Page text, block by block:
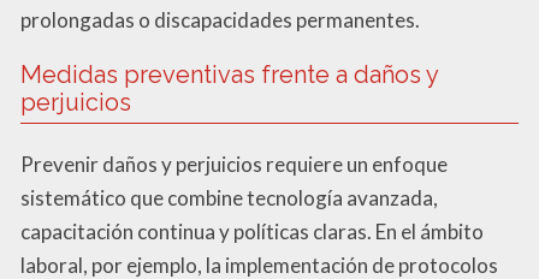
prolongadas o discapacidades permanentes.
Medidas preventivas frente a daños y
perjuicios
Prevenir daños y perjuicios requiere un enfoque
sistemático que combine tecnología avanzada,
capacitación continua y políticas claras. En el ámbito
laboral, por ejemplo, la implementación de protocolos